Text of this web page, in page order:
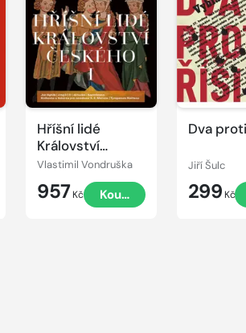
Hříšní lidé
Království
českého I
Vlastimil Vondruška
957Kč Koupit
Přehrát
ukázku
Dva
Jiří Šulc
299 Kč
Přehrát
ukázku